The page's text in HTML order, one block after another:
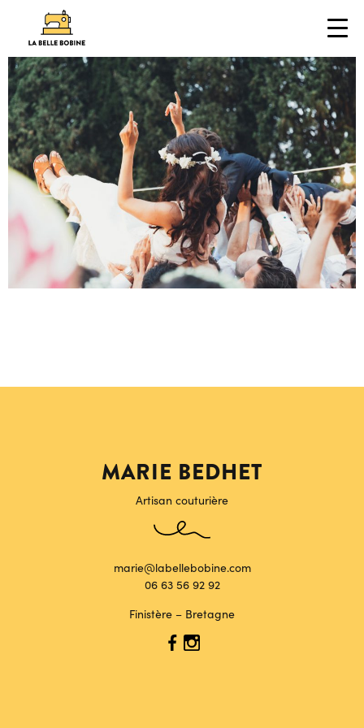
MARIE BEDHET
Artisan couturière
marie@labellebobine.com
06 63 56 92 92
Finistère – Bretagne